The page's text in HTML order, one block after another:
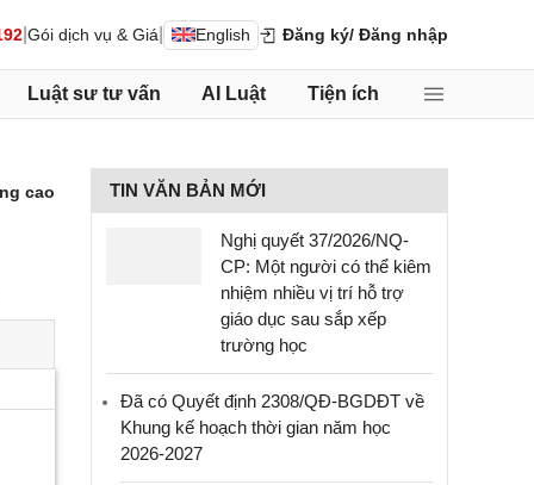
Gói dịch vụ & Giá English Đăng ký/ Đăng nhập
Luật sư tư vấn AI Luật Tiện ích
cao TIN VĂN BẢN MỚI
Nghị quyết 37/2026/NQ-
CP: Một người có thể kiêm
nhiệm nhiều vị trí hỗ trợ
giáo dục sau sắp xếp
trường học
Đã có Quyết định 2308/QĐ-BGDĐT về
Khung kế hoạch thời gian năm học
2026-2027